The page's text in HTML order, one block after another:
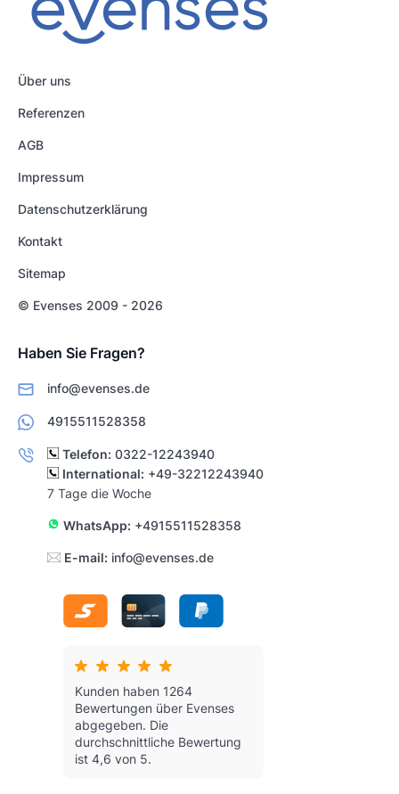
Über uns
Referenzen
AGB
Impressum
Datenschutzerklärung
Kontakt
Sitemap
© Evenses 2009 - 2026
Haben Sie Fragen?
info@evenses.de
4915511528358
Telefon: 0322-12243940
International: +49-32212243940
7 Tage die Woche
WhatsApp: +4915511528358
E-mail: info@evenses.de
Kunden haben 1264
Bewertungen über Evenses
abgegeben. Die
durchschnittliche Bewertung
ist 4,6 von 5.